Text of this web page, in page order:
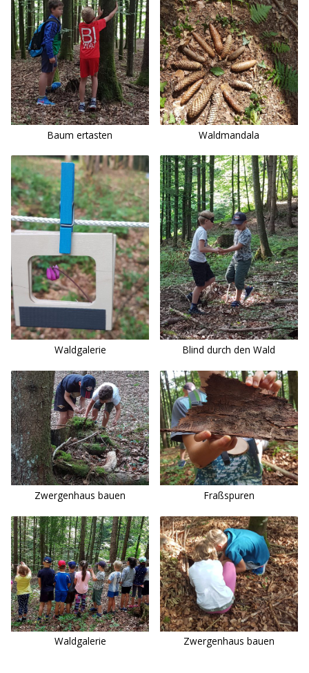
Baum ertasten Waldmandala
Waldgalerie Blind durch den Wald
Zwergenhaus bauen Fraßspuren
Waldgalerie Zwergenhaus bauen